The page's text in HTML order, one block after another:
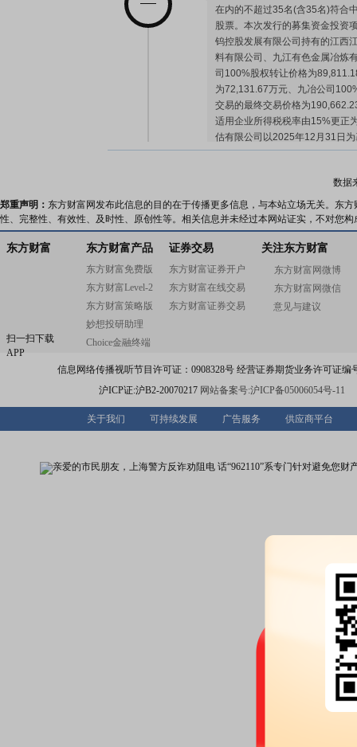
在内的不超过35名(含35名)符合
股票。本次发行的募集资金投资
钨控股发展有限公司持有的江西
料有限公司、九江有色金属冶炼
司100%股权转让价格为
为72,131.67万元、九冶公司
交易的最终交易价格为
适用企业所得税税率由15%更正
估有限公司以2025年12月31日
行了评估,并出具了《江西江钨稀
评报字(2026)第8126号)。根据
估报告,江硬公司100%股权的评
股权的评估值为72,131.67万元
28,719.38万元。经交易双方协
硬公司100%股权转让价格为
价格为72,131.67万元、九冶公
以上交易的最终交易价格为
2026年08月01日发布 《
发行A股股票方案论证分析报告(
2026-07-31
股东大会：于2026-07-31召开
《
2026年07月15日发
2026年07月15日发布《
数据
郑重声明： 东方财富网发布此信息的目的在于传播更多信息，与本站立场无关。东
性、完整性、有效性、及时性、原创性等。相关信息并未经过本网站证实，不对您
东方财富
扫一扫下载
APP
东方财富产品
东方财富免费版
东方财富Level-2
东方财富策略版
妙想投研助理
Choice金融终端
证券交易
东方财富证券开户
东方财富在线交易
东方财富证券交易
关注东方财富
东方财富网微博
东方财富网微信
意见与建议
信息网络传播视听节目许可证：0908328号 经营证券期货业务许可证编
沪ICP证:沪B2-20070217 网站备案号:沪ICP备05006054号-11
关于我们 可持续发展 广告服务 供应商平台